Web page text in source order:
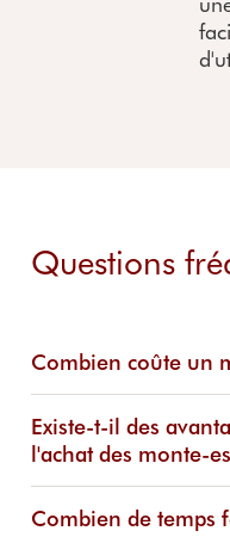
Questions
Combien coûte un
Existe-t-il des
l'achat des monte-
Combien de